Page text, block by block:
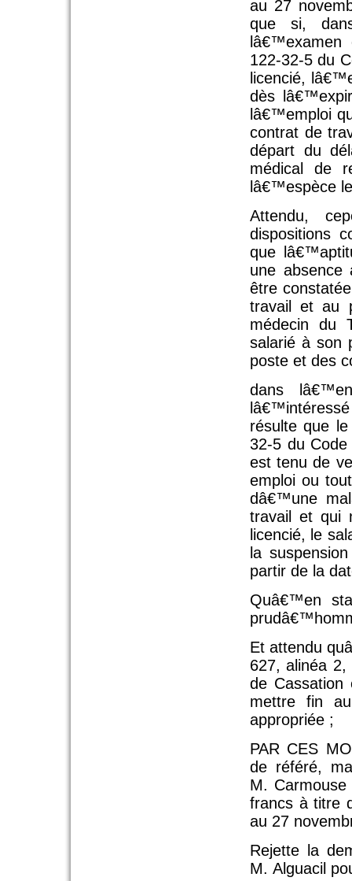
au 27
que si,
122-32-5 du
licencié,
dès
lâ€™emploi
contrat de
départ du
médical de
lâ€™espèce
Attendu,
dispositions
que
une absence
être
travail et au
médecin du
salarié à son
poste et des
dans
résulte que
32-5 du
est tenu de
emploi ou
dâ€™une
travail et qui
licencié, le
la
partir de la
Quâ€™en
Et attendu
627, alinéa
de Cassation
mettre fin
appropriée ;
PAR CES
de référé,
M.
francs à titre
au 27
Rejette la
M. Alguacil